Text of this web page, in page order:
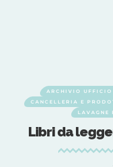
AMAZON
ARCHIVIO UFFICIO
CANCELLERIA E
Libri da